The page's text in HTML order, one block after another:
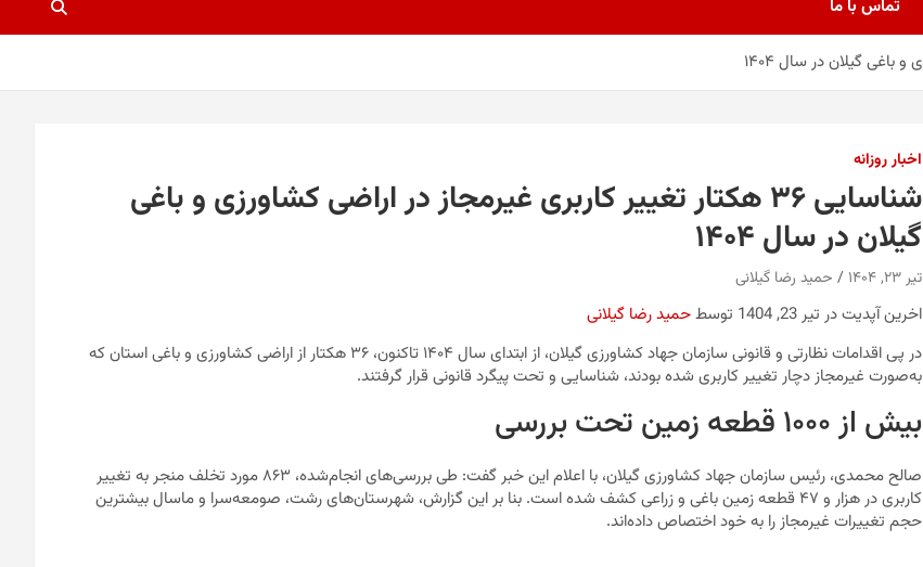
تماس با ما
اخبار روزانه
شناسایی ۳۶ هکتار تغییر کاربری غیرمجاز در اراضی کشاورزی و باغی
گیلان در سال ۱۴۰۴
تیر ۲۳, ۱۴۰۴ حمید رضا گیلانی
اخرین آپدیت در تیر 23, 1404 توسط
حمید رضا گیلانی
در پی اقدامات نظارتی و قانونی سازمان جهاد کشاورزی گیلان، از ابتدای سال ۱۴۰۴ تاکنون، ۳۶ هکتار از اراضی کشاورزی و باغی استان که
به‌صورت غیرمجاز دچار تغییر کاربری شده بودند، شناسایی و تحت پیگرد قانونی قرار گرفتند.
بیش از ۱۰۰۰ قطعه زمین تحت بررسی
صالح محمدی، رئیس سازمان جهاد کشاورزی گیلان، با اعلام این خبر گفت: طی بررسی‌های انجام‌شده، ۸۶۳ مورد تخلف منجر به تغییر
کاربری در هزار و ۴۷ قطعه زمین باغی و زراعی کشف شده است. بنا بر این گزارش، شهرستان‌های رشت، صومعه‌سرا و ماسال بیشترین
حجم تغییرات غیرمجاز را به خود اختصاص داده‌اند.